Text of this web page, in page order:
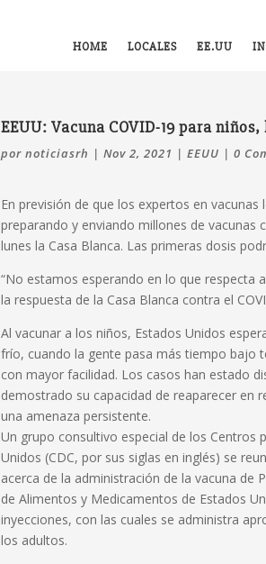
HOME LOCALES EE.UU
EEUU: Vacuna COVID-19 para
pornoticiasrh |Nov 2, 2021 |EEUU |0
En previsión de que los expertos en
preparando y enviando millones de vacunas
lunes la Casa Blanca. Las primeras dosis
“No estamos esperando en lo que respecta
la respuesta de la Casa Blanca contra el
Al vacunar a los niños, Estados Unidos
frío, cuando la gente pasa más tiempo bajo
con mayor facilidad. Los casos han estado
demostrado su capacidad de reaparecer en
una amenaza persistente.
Un grupo consultivo especial de los Centros
Unidos (CDC, por sus siglas en inglés) se
acerca de la administración de la vacuna de
de Alimentos y Medicamentos de Estados
inyecciones, con las cuales se administra
los adultos.